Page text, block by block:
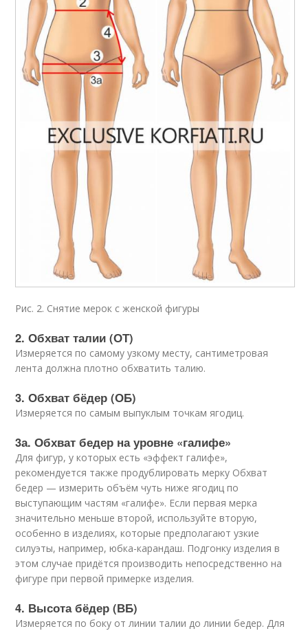
Рис. 2. Снятие мерок с женской фигуры
2. Обхват талии (ОТ)
Измеряется по самому узкому месту, сантиметровая
лента должна плотно обхватить талию.
3. Обхват бёдер (ОБ)
Измеряется по самым выпуклым точкам ягодиц.
3а. Обхват бедер на уровне «галифе»
Для фигур, у которых есть «эффект галифе»,
рекомендуется также продублировать мерку Обхват
бедер — измерить объём чуть ниже ягодиц по
выступающим частям «галифе». Если первая мерка
значительно меньше второй, используйте вторую,
особенно в изделиях, которые предполагают узкие
силуэты, например, юбка-карандаш. Подгонку изделия в
этом случае придётся производить непосредственно на
фигуре при первой примерке изделия.
4. Высота бёдер (ВБ)
Измеряется по боку от линии талии до линии бедер. Для